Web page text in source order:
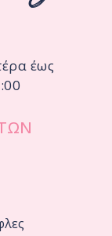
έως